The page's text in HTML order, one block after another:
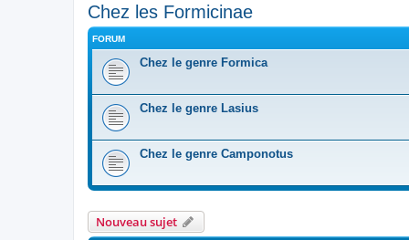
Chez les Formicinae
FORUM
Chez le genre Formica
Chez le genre Lasius
Chez le genre Camponotus
Nouveau sujet